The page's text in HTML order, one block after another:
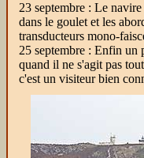
23 septembre : Le
dans le goulet et les
transducteurs mono-
25 septembre : Enfin un
quand il ne s'agit pas
c'est un visiteur bien